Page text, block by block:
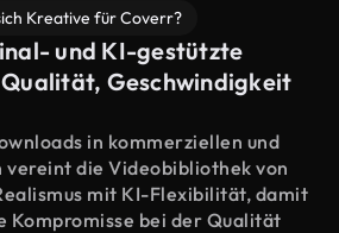
Kreative für Coverr?
und KI-gestützte
Geschwindigkeit
in kommerziellen und
die Videobibliothek von
mit KI-Flexibilität, damit
Kompromisse bei der Qualität